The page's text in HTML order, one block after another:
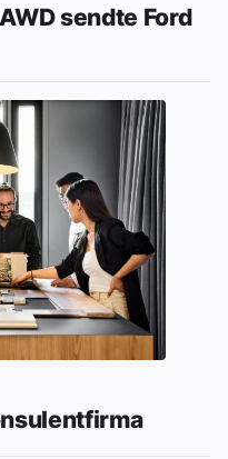
sendte Ford